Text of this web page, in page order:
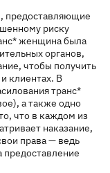
предоставляющие
риску
женщина была
органов,
чтобы получить
клиентах. В
транс*
а также одно
что в каждом из
наказание,
права — ведь
предоставление